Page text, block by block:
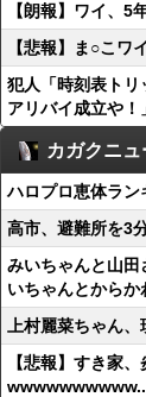
【朗報】ワイ、5
【悲報】ま○こワ
犯人「時刻表トリ
アリバイ成立や！
カガクニ
ハロプロ恵体ラン
高市、避難所を3
みいちゃんと山田
いちゃんとからか
上村麗菜ちゃん
【悲報】すき家